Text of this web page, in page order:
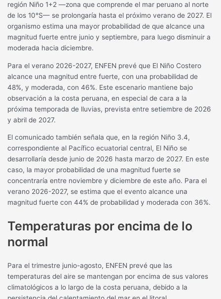
región Niño 1+2 —zona que comprende el mar peruano al norte
de los 10°S— se prolongaría hasta el próximo verano de 2027. El
organismo estima una mayor probabilidad de que alcance una
magnitud fuerte entre junio y septiembre, para luego disminuir a
moderada hacia diciembre.
Para el verano 2026-2027, ENFEN prevé que El Niño Costero
alcance una magnitud entre fuerte, con una probabilidad de
48%, y moderada, con 46%. Este escenario mantiene bajo
observación a la costa peruana, en especial de cara a la
próxima temporada de lluvias, prevista entre setiembre de 2026
y abril de 2027.
El comunicado también señala que, en la región Niño 3.4,
correspondiente al Pacífico ecuatorial central, El Niño se
desarrollaría desde junio de 2026 hasta marzo de 2027. En este
caso, la mayor probabilidad de una magnitud fuerte se
concentraría entre noviembre y diciembre de este año. Para el
verano 2026-2027, se estima que el evento alcance una
magnitud fuerte con 44% de probabilidad y moderada con 36%.
Temperaturas por encima de lo
normal
Para el trimestre junio-agosto, ENFEN prevé que las
temperaturas del aire se mantengan por encima de sus valores
climatológicos a lo largo de la costa peruana, debido a la